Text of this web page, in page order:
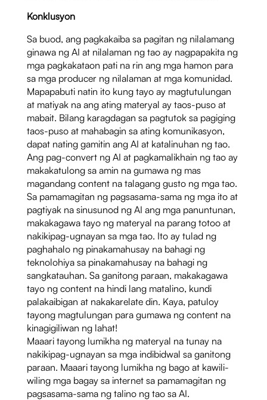
Konklusyon
Sa buod, ang pagkakaiba sa pagitan ng nilalamang
ginawa ng AI at nilalaman ng tao ay nagpapakita ng
mga pagkakataon pati na rin ang mga hamon para
sa mga producer ng nilalaman at mga komunidad.
Mapapabuti natin ito kung tayo ay magtutulungan
at matiyak na ang ating materyal ay taos-puso at
mabait. Bilang karagdagan sa pagtutok sa pagiging
taos-puso at mahabagin sa ating komunikasyon,
dapat nating gamitin ang AI at katalinuhan ng tao.
Ang pag-convert ng AI at pagkamalikhain ng tao ay
makakatulong sa amin na gumawa ng mas
magandang content na talagang gusto ng mga tao.
Sa pamamagitan ng pagsasama-sama ng mga ito at
pagtiyak na sinusunod ng AI ang mga panuntunan,
makakagawa tayo ng materyal na parang totoo at
nakikipag-ugnayan sa mga tao. Ito ay tulad ng
paghahalo ng pinakamahusay na bahagi ng
teknolohiya sa pinakamahusay na bahagi ng
sangkatauhan. Sa ganitong paraan, makakagawa
tayo ng content na hindi lang matalino, kundi
palakaibigan at nakakarelate din. Kaya, patuloy
tayong magtulungan para gumawa ng content na
kinagigiliwan ng lahat!
Maaari tayong lumikha ng materyal na tunay na
nakikipag-ugnayan sa mga indibidwal sa ganitong
paraan. Maaari tayong lumikha ng bago at kawili-
wiling mga bagay sa internet sa pamamagitan ng
pagsasama-sama ng talino ng tao sa AI.